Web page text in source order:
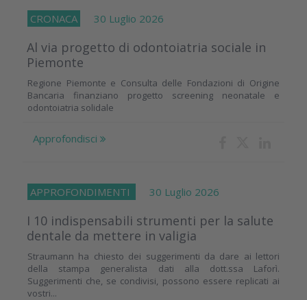
CRONACA 30 Luglio 2026
Al via progetto di odontoiatria sociale in
Piemonte
Regione Piemonte e Consulta delle Fondazioni di Origine
Bancaria finanziano progetto screening neonatale e
odontoiatria solidale
Approfondisci
APPROFONDIMENTI 30 Luglio 2026
I 10 indispensabili strumenti per la salute
dentale da mettere in valigia
Straumann ha chiesto dei suggerimenti da dare ai lettori
della stampa generalista dati alla dott.ssa Laforì.
Suggerimenti che, se condivisi, possono essere replicati ai
vostri...